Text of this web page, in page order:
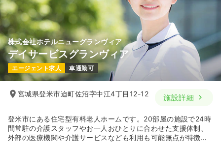
株式会社ホテルニューグランヴィア
デイサービスグランヴィア
エージェント求人 車通勤可
宮城県登米市迫町佐沼字中江4丁目12-12 施設詳細
登米市にある住宅型有料老人ホームです。20部屋の施設で24時
間常駐の介護スタッフやお一人おひとりに合わせた支援体制、
外部の医療機関や介護サービスなども利用も可能無点が特徴で